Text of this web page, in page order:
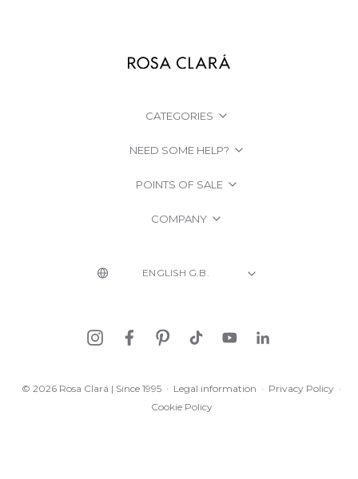
CATEGORIES
NEED SOME HELP?
POINTS OF SALE
COMPANY
© 2026 Rosa Clará | Since 1995 · Legal information · Privacy Policy ·
Cookie Policy